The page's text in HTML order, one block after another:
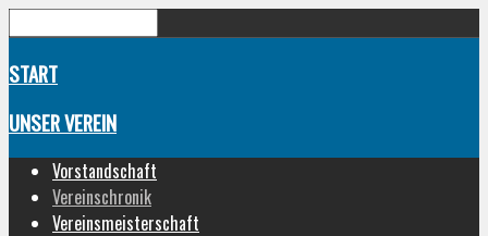
START
UNSER VEREIN
Vorstandschaft
Vereinschronik
Vereinsmeisterschaft